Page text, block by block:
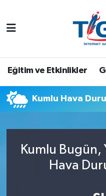
Eğitim ve Etkinlikler
Kumlu Hava
Kumlu Bugün,
Hava
Nöbetçi Eczaneler
Tüm Manşetler
Son Dakika